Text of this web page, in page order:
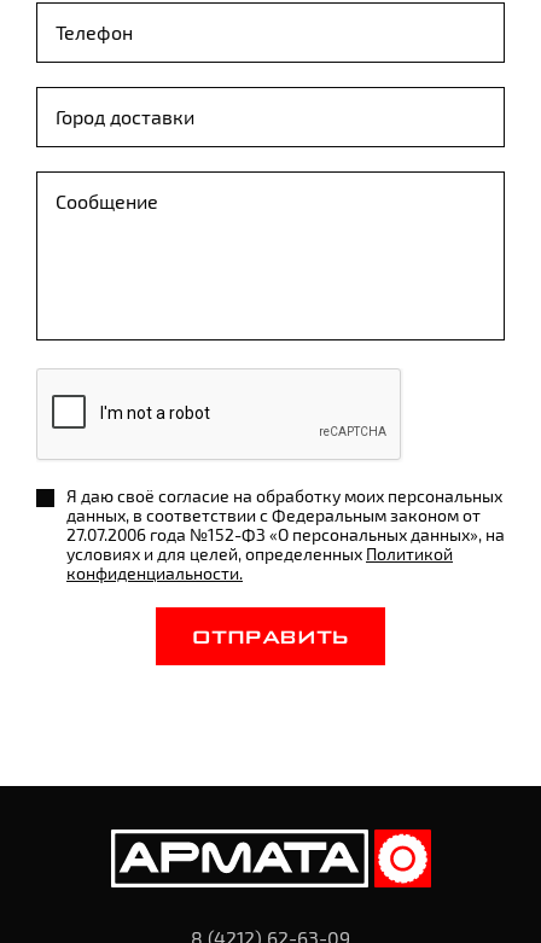
Я даю своё согласие на обработку моих персональных
данных, в соответствии с Федеральным законом от
27.07.2006 года №152-ФЗ «О персональных данных», на
условиях и для целей, определенных Политикой
конфиденциальности.
ОТПРАВИТЬ
8 (4212) 62-63-09